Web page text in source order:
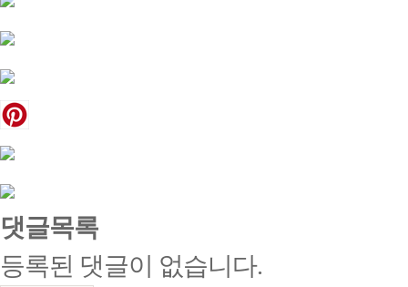
댓글목록
등록된 댓글이 없습니다.